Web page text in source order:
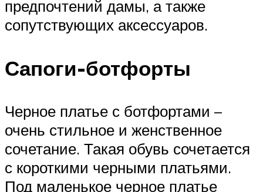
предпочтений дамы, а также
сопутствующих аксессуаров.
Сапоги-ботфорты
Черное платье с ботфортами –
очень стильное и женственное
сочетание. Такая обувь сочетается
с короткими черными платьями.
Под маленькое черное платье